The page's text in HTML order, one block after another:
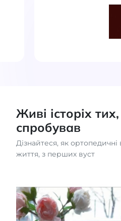
Живі історіх
спробував
Дізнайтеся, як
життя, з перших вуст